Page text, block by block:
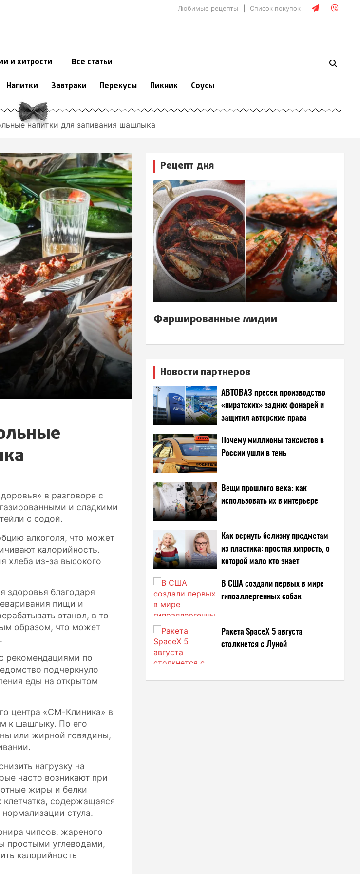
Любимые рецепты Список покупок
и хитрости Все статьи
Напитки Завтраки Перекусы Пикник Соусы
напитки для запивания шашлыка
в разговоре с
и сладкими
с содой.
алкоголя, что может
калорийность.
хлеба из-за высокого
здоровья благодаря
пищи и
этанол, в то
образом, что может
рекомендациями по
подчеркнуло
еды на открытом
центра «СМ-Клиника» в
к шашлыку. По его
или жирной говядины,
нагрузку на
часто возникают при
жиры и белки
клетчатка, содержащаяся
стула.
чипсов, жареного
простыми углеводами,
калорийность
Рецепт дня
Фаршированные мидии
Новости партнеров
АВТОВАЗ пресек производство
«пиратских» задних фонарей и
защитил авторские права
Почему миллионы таксистов в
России ушли в тень
Вещи прошлого века: как
использовать их в интерьере
Как вернуть белизну предметам
из пластика: простая хитрость, о
которой мало кто знает
В США создали первых в мире
гипоаллергенных собак
Ракета SpaceX 5 августа
столкнется с Луной